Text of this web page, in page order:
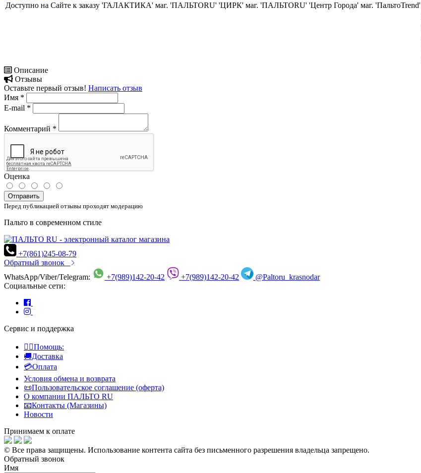
Доступно на Сайте к заказу 'ГАЛАКТИКА' маг. 'ПАЛЬТОRU' 'ЦИРК' маг. 'ПАЛЬТОRU' 'Центр Города' маг. 'ПальтоTrend'
Описание
Отзывы
Оставьте первый отзыв! Написать отзыв
Имя *
E-mail *
Комментарий *
Оценка
Отправить
Перед публикацией отзывы проходят модерацию
Пальто в современном стиле
+7(861)245-08-79
Обратный звонок
WhatsApp/Viber/Telegram:
+7(989)142-20-42 +7(989)142-20-42
@Paltoru_krasnodar
Социальные сети:
Сервис и поддержка
👍🏻Помощь:
🚚Доставка
💳Оплата
Условия обмена и возврата
📜Пользовательское соглашение (оферта)
О компании ПАЛЬТО RU
📧Контакты (Магазины)
Новости
Принимаем к оплате
© Все права защищены. Использование контента сайта без письменного разрешения владельца запрещено.
Обратный звонок
Имя